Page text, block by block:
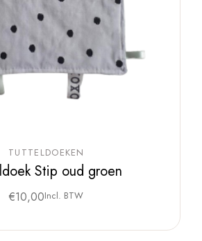
TUTTELDOEKEN
Stip oud groen
€10,00Incl. BTW